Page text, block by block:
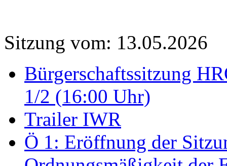
Sitzung vom: 13.05.2026
Bürgerschaftssitzung
1/2 (16:00 Uhr)
Trailer IWR
Ö 1: Eröffnung der